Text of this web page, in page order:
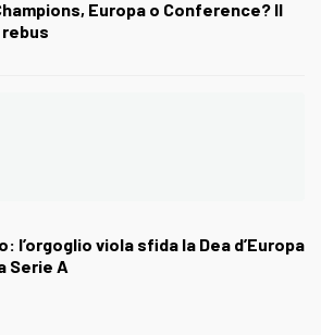
Europa o Conference? Il
l’orgoglio viola sfida la Dea d’Europa
Serie A